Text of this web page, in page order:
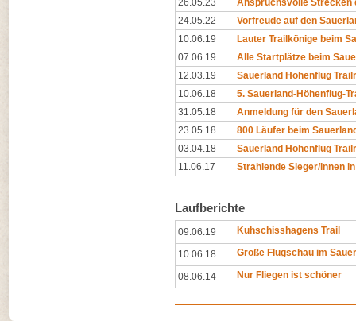
26.05.23
Anspruchsvolle Strecken
24.05.22
Vorfreude auf den
10.06.19
Lauter Trailkönige beim
07.06.19
Alle Startplätze beim
12.03.19
Sauerland Höhenflug
10.06.18
5. Sauerland-Höhenflug-
31.05.18
Anmeldung für den
23.05.18
800 Läufer beim
03.04.18
Sauerland Höhenflug
11.06.17
Strahlende Sieger/innen
Laufberichte
09.06.19 Kuhschisshagens Trail
10.06.18 Große Flugschau im
08.06.14 Nur Fliegen ist schöner